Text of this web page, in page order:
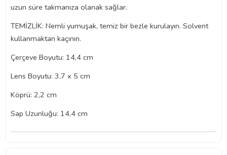
uzun süre takmanıza olanak sağlar.
TEMİZLİK: Nemli yumuşak, temiz bir bezle kurulayın. Solvent
kullanmaktan kaçının.
Çerçeve Boyutu: 14,4 cm
Lens Boyutu: 3,7 x 5 cm
Köprü: 2,2 cm
Sap Uzunluğu: 14,4 cm